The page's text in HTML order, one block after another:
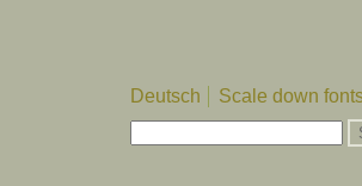
Deutsch Scale down